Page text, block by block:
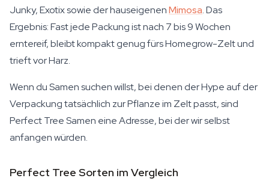
Junky, Exotix sowie der hauseigenenMimosa. Das
Ergebnis: Fast jede Packung ist nach 7 bis 9 Wochen
erntereif, bleibt kompakt genug fürs Homegrow-Zelt und
trieft vor Harz.
Wenn du Samen suchen willst, bei denen der Hype auf der
Verpackung tatsächlich zur Pflanze im Zelt passt, sind
Perfect Tree Samen eine Adresse, bei der wir selbst
anfangen würden.
Perfect Tree Sorten im Vergleich